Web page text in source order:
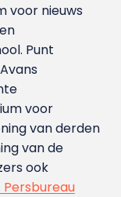
voor nieuws
Punt
voor
van derden
van de
ook
Persbureau